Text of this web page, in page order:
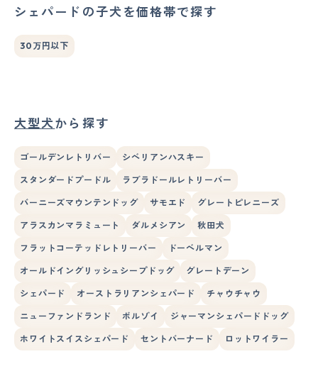
シェパードの子犬を価格帯で探す
30万円以下
大型犬から探す
ゴールデンレトリバー シベリアンハスキー
スタンダードプードル ラブラドールレトリーバー
バーニーズマウンテンドッグ サモエド グレートピレニーズ
アラスカンマラミュート ダルメシアン 秋田犬
フラットコーテッドレトリーバー ドーベルマン
オールドイングリッシュシープドッグ グレートデーン
シェパード オーストラリアンシェパード チャウチャウ
ニューファンドランド ボルゾイ ジャーマンシェパードドッグ
ホワイトスイスシェパード セントバーナード ロットワイラー